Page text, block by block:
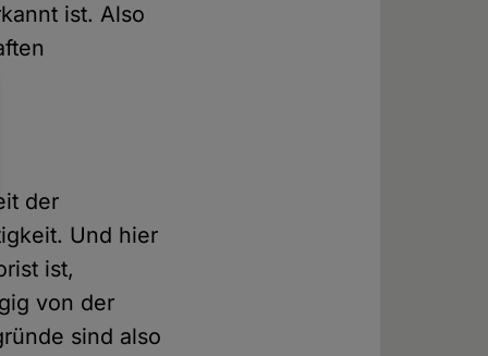
ist. Also
der
Und hier
ist,
von der
sind also